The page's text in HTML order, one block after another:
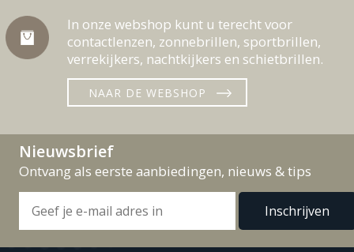
In onze webshop kunt u terecht voor
contactlenzen, zonnebrillen, sportbrillen,
verrekijkers, nachtkijkers en schietbrillen.
NAAR DE WEBSHOP
Nieuwsbrief
Ontvang als eerste aanbiedingen, nieuws & tips